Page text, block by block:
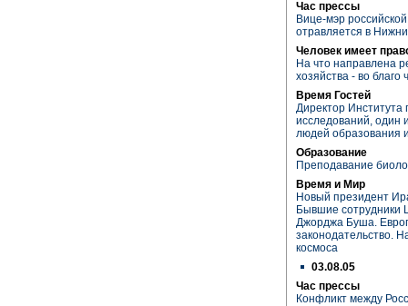
Час прессы
Вице-мэр
отравляется в
Человек имеет
На что направлена
хозяйства - во благо
Время Гостей
Директор Института
исследований, один
людей образования
Образование
Преподавание
Время и Мир
Новый президент
Бывшие сотрудники
Джорджа Буша.
законодательство.
космоса
03.08.05
Час прессы
Конфликт между